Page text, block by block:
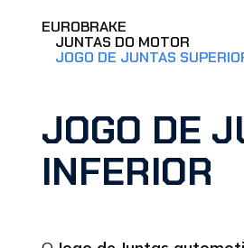
EUROBRAKE
JUNTAS DO MOTOR
JOGO DE JUNTAS
JOGO DE
INFERIOR